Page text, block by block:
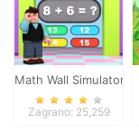
Math Wall Simulator
Zagrano: 25,259